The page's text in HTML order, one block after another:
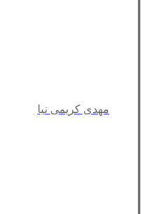
مهدی کریمی نیا